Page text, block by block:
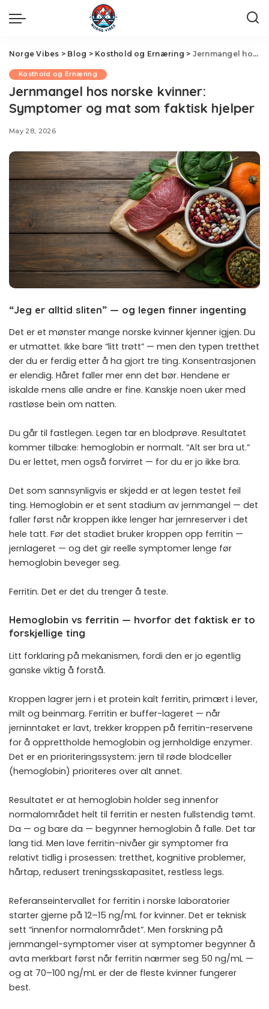
Norge Vibes > Blog > Kosthold og Ernæring > Jernmangel hos norske kvinner: Symptomer og mat som faktisk hjelper
Kosthold og Ernæring
Jernmangel hos norske kvinner:
Symptomer og mat som faktisk hjelper
May 28, 2026
“Jeg er alltid sliten” — og legen finner ingenting
Det er et mønster mange norske kvinner kjenner igjen. Du
er utmattet. Ikke bare “litt trøtt” — men den typen tretthet
der du er ferdig etter å ha gjort tre ting. Konsentrasjonen
er elendig. Håret faller mer enn det bør. Hendene er
iskalde mens alle andre er fine. Kanskje noen uker med
rastløse bein om natten.
Du går til fastlegen. Legen tar en blodprøve. Resultatet
kommer tilbake: hemoglobin er normalt. “Alt ser bra ut.”
Du er lettet, men også forvirret — for du er jo ikke bra.
Det som sannsynligvis er skjedd er at legen testet feil
ting. Hemoglobin er et sent stadium av jernmangel — det
faller først når kroppen ikke lenger har jernreserver i det
hele tatt. Før det stadiet bruker kroppen opp ferritin —
jernlageret — og det gir reelle symptomer lenge før
hemoglobin beveger seg.
Ferritin. Det er det du trenger å teste.
Hemoglobin vs ferritin — hvorfor det faktisk er to
forskjellige ting
Litt forklaring på mekanismen, fordi den er jo egentlig
ganske viktig å forstå.
Kroppen lagrer jern i et protein kalt ferritin, primært i lever,
milt og beinmarg. Ferritin er buffer-lageret — når
jerninntaket er lavt, trekker kroppen på ferritin-reservene
for å opprettholde hemoglobin og jernholdige enzymer.
Det er en prioriteringssystem: jern til røde blodceller
(hemoglobin) prioriteres over alt annet.
Resultatet er at hemoglobin holder seg innenfor
normalområdet helt til ferritin er nesten fullstendig tømt.
Da — og bare da — begynner hemoglobin å falle. Det tar
lang tid. Men lave ferritin-nivåer gir symptomer fra
relativt tidlig i prosessen: tretthet, kognitive problemer,
hårtap, redusert treningsskapasitet, restless legs.
Referanseintervallet for ferritin i norske laboratorier
starter gjerne på 12–15 ng/mL for kvinner. Det er teknisk
sett “innenfor normalområdet”. Men forskning på
jernmangel-symptomer viser at symptomer begynner å
avta merkbart først når ferritin nærmer seg 50 ng/mL —
og at 70–100 ng/mL er der de fleste kvinner fungerer
best.